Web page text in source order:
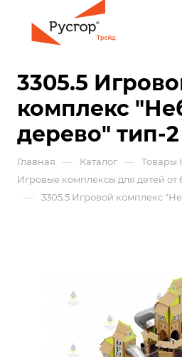
3305.5
комплекс
дерево" тип-2
Главная — Каталог — Товары
Игровые комплексы для детей от
— 3305.5 Игровой комплекс